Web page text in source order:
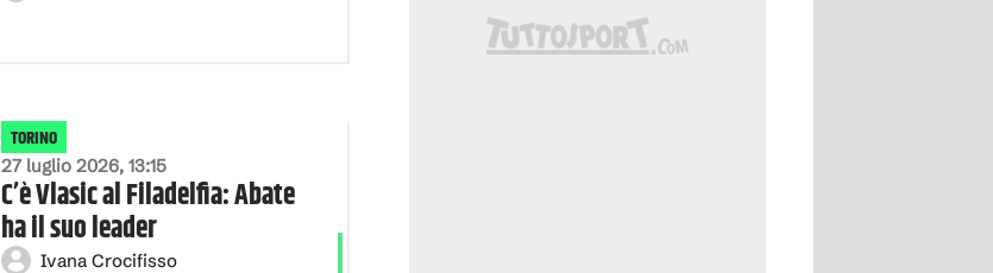
27 luglio 2026, 13:15
TORINO
C’è Vlasic al Filadelfia: Abate
ha il suo leader
Ivana Crocifisso